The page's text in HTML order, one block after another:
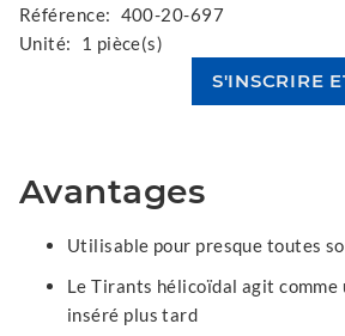
Référence: 400-20-697
Unité:
1 pièce(s)
Avantages
Utilisable pour presque toutes
Le Tirants hélicoïdal agit comme
inséré plus tard